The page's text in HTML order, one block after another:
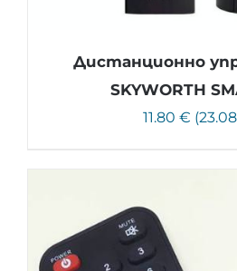
Дистанционно
SKYWORTH
11.80 €